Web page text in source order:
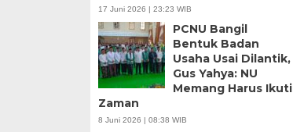
17 Juni 2026 | 23:23 WIB
PCNU Bangil
Bentuk Badan
Usaha Usai Dilantik,
Gus Yahya: NU
Memang Harus Ikuti
Zaman
8 Juni 2026 | 08:38 WIB